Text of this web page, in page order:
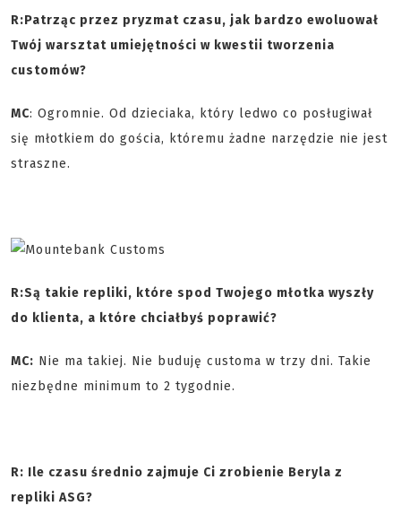
R:Patrząc przez pryzmat czasu, jak bardzo ewoluował
Twój warsztat umiejętności w kwestii tworzenia
customów?
MC: Ogromnie. Od dzieciaka, który ledwo co posługiwał
się młotkiem do gościa, któremu żadne narzędzie nie jest
straszne.
R:Są takie repliki, które spod Twojego młotka wyszły
do klienta, a które chciałbyś poprawić?
MC: Nie ma takiej. Nie buduję customa w trzy dni. Takie
niezbędne minimum to 2 tygodnie.
R: Ile czasu średnio zajmuje Ci zrobienie Beryla z
repliki ASG?